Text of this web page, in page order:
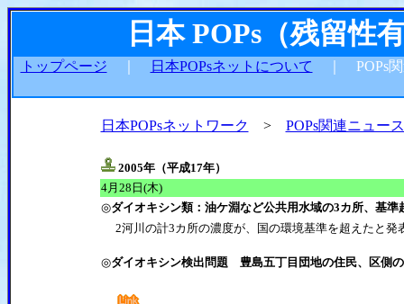
日本 POPs（残留性
トップページ 日本POPsネットについて ｜ POPs
日本POPsネットワーク > POPs関連ニュース
2005年（平成17年）
4月28日(木)
◎ダイオキシン類：油ケ淵など公共用水域の3カ所、基準
2河川の計3カ所の濃度が、国の環境基準を超えたと発
◎ダイオキシン検出問題 豊島五丁目団地の住民、区側